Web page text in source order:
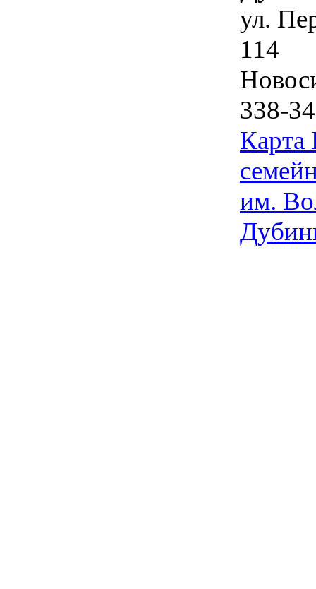
ул.
114
338-
Карта
им.